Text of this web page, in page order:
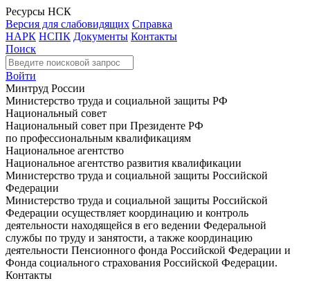
Ресурсы НСК
Версия для слабовидящих Справка
НАРК НСПК Документы Контакты
Поиск
Войти
Минтруд России
Министерство труда и социальной защиты РФ
Национальный совет
Национальный совет при Президенте РФ
по профессиональным квалификациям
Национальное агентство
Национальное агентство развития квалификации
Министерство труда и социальной защиты Российской
Федерации
Министерство труда и социальной защиты Российской
Федерации осуществляет координацию и контроль
деятельности находящейся в его ведении Федеральной
службы по труду и занятости, а также координацию
деятельности Пенсионного фонда Российской Федерации и
Фонда социального страхования Российской Федерации.
Контакты